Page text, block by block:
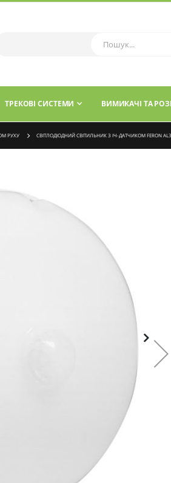
ТРЕКОВІ СИСТЕМИ ВИМИКАЧІ ТА
РУХУ СВІТЛОДІОДНИЙ СВІТИЛЬНИК З ІЧ-ДАТЧИКОМ FERON